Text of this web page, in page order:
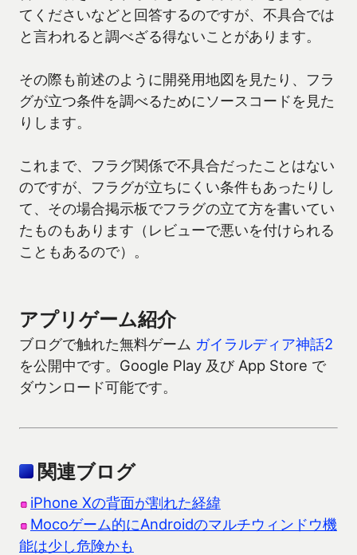
てくださいなどと回答するのですが、不具合では
と言われると調べざる得ないことがあります。
その際も前述のように開発用地図を見たり、フラ
グが立つ条件を調べるためにソースコードを見た
りします。
これまで、フラグ関係で不具合だったことはない
のですが、フラグが立ちにくい条件もあったりし
て、その場合掲示板でフラグの立て方を書いてい
たものもあります（レビューで悪いを付けられる
こともあるので）。
アプリゲーム紹介
ブログで触れた無料ゲーム ガイラルディア神話2
を公開中です。Google Play 及び App Store で
ダウンロード可能です。
関連ブログ
iPhone Xの背面が割れた経緯
Mocoゲーム的にAndroidのマルチウィンドウ機
能は少し危険かも